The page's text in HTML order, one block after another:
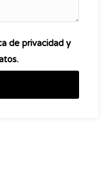
de privacidad y